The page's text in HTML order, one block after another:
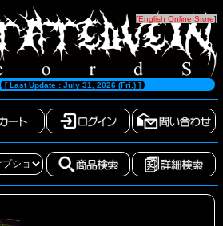
[English Online Store]
[ Last Update : July 31, 2026 (Fri.) ]